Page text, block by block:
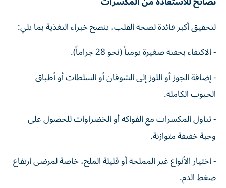
لتحقيق أكبر فائدة لصحة القلب، ينصح خبراء التغذية بما يلي:
- الاكتفاء بحفنة صغيرة يومياً (نحو 28 جراماً).
- إضافة الجوز أو اللوز إلى الشوفان أو السلطات أو أطباق
الحبوب الكاملة.
- تناول المكسرات مع الفواكه أو الخضراوات للحصول على
وجبة خفيفة متوازنة.
- اختيار الأنواع غير المملحة أو قليلة الملح، خاصة لمرضى ارتفاع
ضغط الدم.